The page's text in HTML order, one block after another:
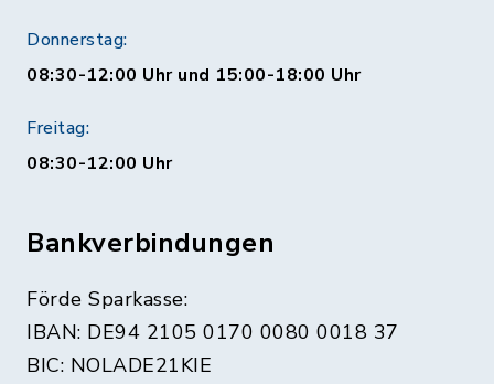
Donnerstag:
08:30-12:00 Uhr und 15:00-18:00 Uhr
Freitag:
08:30-12:00 Uhr
Bankverbindungen
Förde Sparkasse:
IBAN: DE94 2105 0170 0080 0018 37
BIC: NOLADE21KIE